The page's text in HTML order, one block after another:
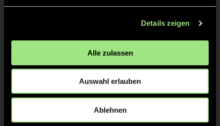
Details zeigen
Alle zulassen
Auswahl erlauben
Ablehnen
S.
Staff